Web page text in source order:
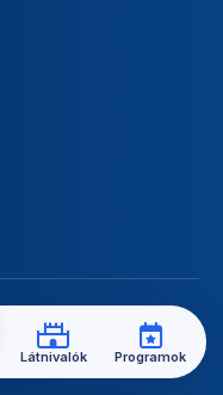
Látnivalók Programok